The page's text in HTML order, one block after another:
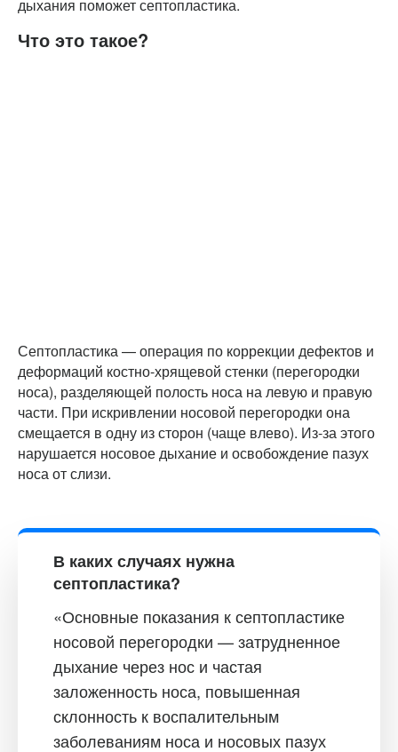
дыхания поможет септопластика.
Что это такое?
Септопластика — операция по коррекции дефектов и
деформаций костно-хрящевой стенки (перегородки
носа), разделяющей полость носа на левую и правую
части. При искривлении носовой перегородки она
смещается в одну из сторон (чаще влево). Из-за этого
нарушается носовое дыхание и освобождение пазух
носа от слизи.
В каких случаях нужна
септопластика?
«Основные показания к септопластике
носовой перегородки — затрудненное
дыхание через нос и частая
заложенность носа, повышенная
склонность к воспалительным
заболеваниям носа и носовых пазух